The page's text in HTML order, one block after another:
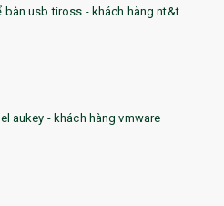
bàn usb tiross - khách hàng nt&t
aukey - khách hàng vmware